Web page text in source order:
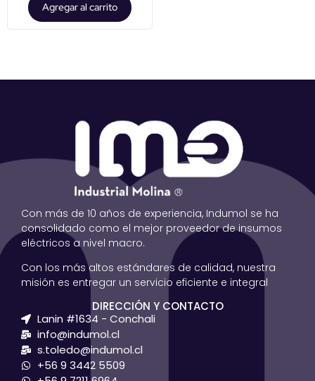
Agregar al carrito
Con más de 10 años de experiencia, Indumol se ha
consolidado como el mejor proveedor de insumos
eléctricos a nivel macro.
Con los más altos estándares de calidad, nuestra
misión es entregar un servicio eficiente e integral
DIRECCIÓN Y CONTACTO
Lanin #1634 - Conchali
info@indumol.cl
s.toledo@indumol.cl
+56 9 3442 5509